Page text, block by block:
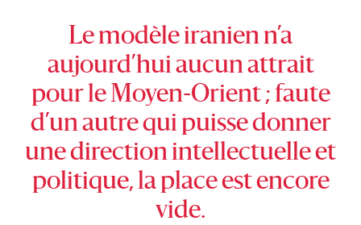
Le modèle iranien n’a
aujourd’hui aucun attrait
pour le Moyen-Orient ; faute
d’un autre qui puisse donner
une direction intellectuelle et
politique, la place est encore
vide.